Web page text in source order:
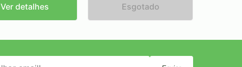
Ver detalhes Esgotado